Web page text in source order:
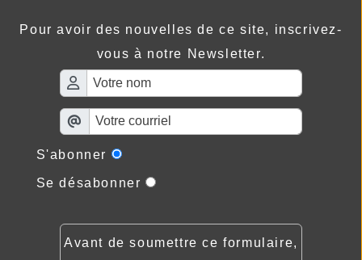
Pour avoir des nouvelles de ce site, inscrivez-
vous à notre Newsletter.
S'abonner
Se désabonner
Avant de soumettre ce formulaire,